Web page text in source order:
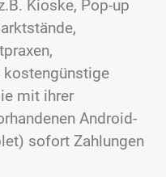
Kioske, Pop-up
kostengünstige
mit ihrer
Android-
sofort Zahlungen